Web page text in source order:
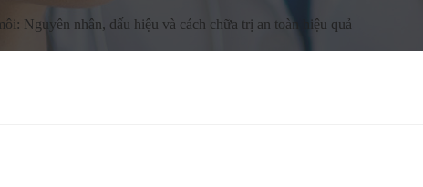
Nguyên nhân, dấu hiệu và cách chữa trị an toàn hiệu quả